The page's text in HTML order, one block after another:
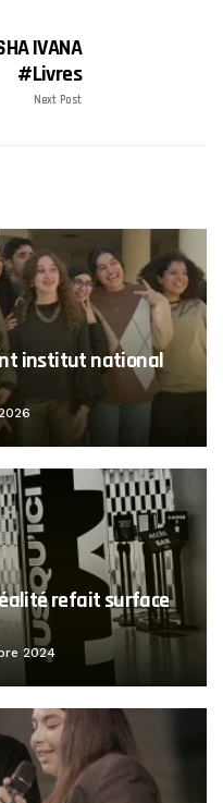
IVANA
#Livres
Next Post
institut national
refait surface
2024